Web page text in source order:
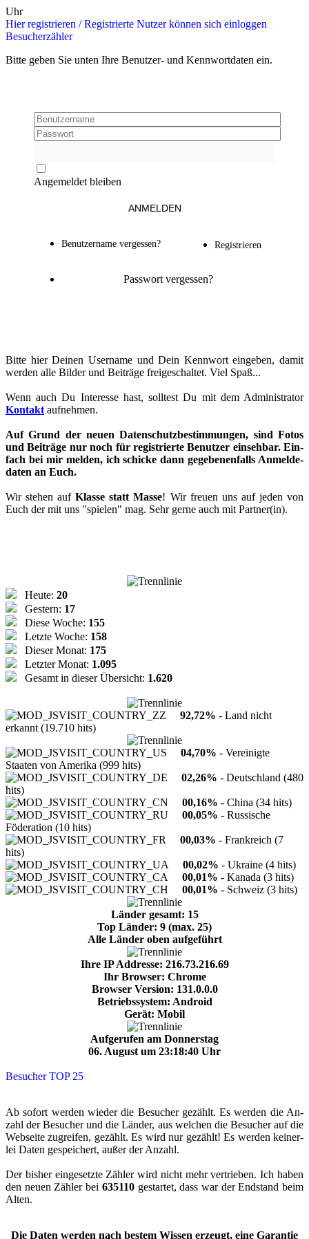
Uhr
Hier re­gis­trie­ren / Re­gis­trier­te Nut­zer kön­nen sich ein­log­gen
Be­su­cher­zäh­ler
Bitte geben Sie unten Ihre Benutzer- und Kennwortdaten ein.
Angemeldet bleiben
ANMELDEN
Passwort vergessen?
Benutzername vergessen? Registrieren
Bitte hier Dei­nen User­na­me und Dein Kenn­wort ein­ge­ben, damit
wer­den alle Bil­der und Bei­trä­ge frei­ge­schal­tet. Viel Spaß...
Wenn auch Du In­ter­es­se hast, soll­test Du mit dem Ad­mi­nis­tra­tor
Kon­takt auf­neh­men.
Auf Grund der neuen Da­ten­schutz­be­stim­mun­gen, sind Fotos
und Bei­trä­ge nur noch für re­gis­trie­r­te Be­nut­zer ein­seh­bar. Ein­
fach bei mir mel­den, ich schi­cke dann ge­ge­benen­falls An­mel­de­
da­ten an Euch.
Wir ste­hen aufKlas­se statt Masse! Wir freu­en uns auf jeden von
Euch der mit uns "spie­len" mag. Sehr gerne auch mit Part­ner(in).
Heute: 20
Gestern: 17
Diese Woche: 155
Letzte Woche: 158
Dieser Monat: 175
Letzter Monat: 1.095
Gesamt in dieser Übersicht: 1.620
92,72% - Land nicht
erkannt (19.710 hits)
04,70% - Vereinigte
Staaten von Amerika (999 hits)
02,26% - Deutschland (480
hits)
00,16% - China (34 hits)
00,05% - Russische
Föderation (10 hits)
00,03% - Frankreich (7
hits)
00,02% - Ukraine (4 hits)
00,01% - Kanada (3 hits)
00,01% - Schweiz (3 hits)
Länder gesamt: 15
Top Länder: 9 (max. 25)
Alle Länder oben aufgeführt
Ihre IP Addresse: 216.73.216.69
Ihr Browser: Chrome
Browser Version: 131.0.0.0
Betriebssystem: Android
Gerät: Mobil
Aufgerufen am Donnerstag
06. August um 23:18:40 Uhr
Be­su­cher­ TOP 25
Ab so­fort wer­den wie­der die Be­su­cher ge­zählt. Es wer­den die An­
zahl der Be­su­cher und die Län­der, aus wel­chen die Be­su­cher auf die
Web­sei­te zu­grei­fen, ge­zählt. Es wird nur ge­zählt! Es wer­den kei­ner­
lei Daten ge­spei­chert, außer der An­zahl.
Der bis­her ein­ge­setz­te Zäh­ler wird nicht mehr ver­trie­ben. Ich haben
den neuen Zäh­ler bei 635110ge­star­tet, dass war der End­stand beim
Alten.
Die Daten wer­den nach bes­tem Wis­sen er­zeugt, eine Ga­ran­tie